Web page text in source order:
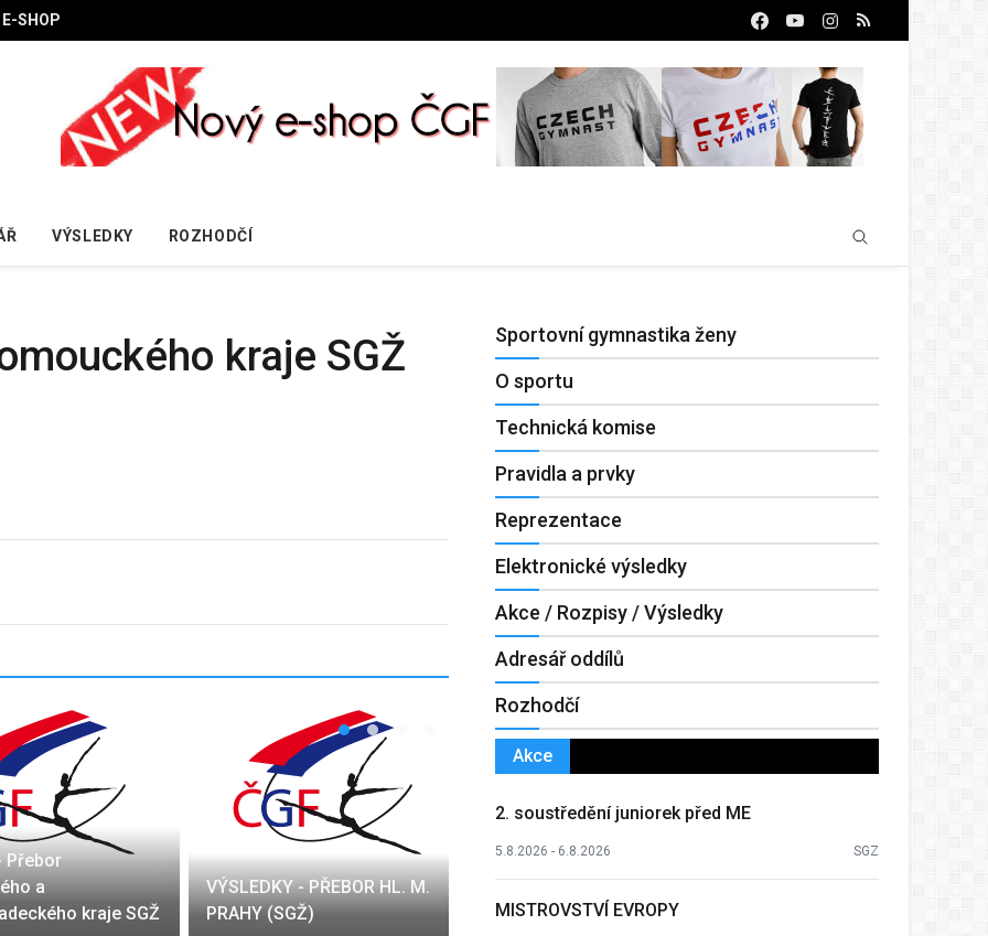
E-SHOP
VÝSLEDKY ROZHODČÍ
kraje SGŽ
Přebor
a
kraje SGŽ
VÝSLEDKY - PŘEBOR HL. M.
PRAHY (SGŽ)
Sportovní gymnastika ženy
O sportu
Technická komise
Pravidla a prvky
Reprezentace
Elektronické výsledky
Akce / Rozpisy / Výsledky
Adresář oddílů
Rozhodčí
Akce
2. soustředění juniorek před ME
5.8.2026 - 6.8.2026 SGZ
MISTROVSTVÍ EVROPY